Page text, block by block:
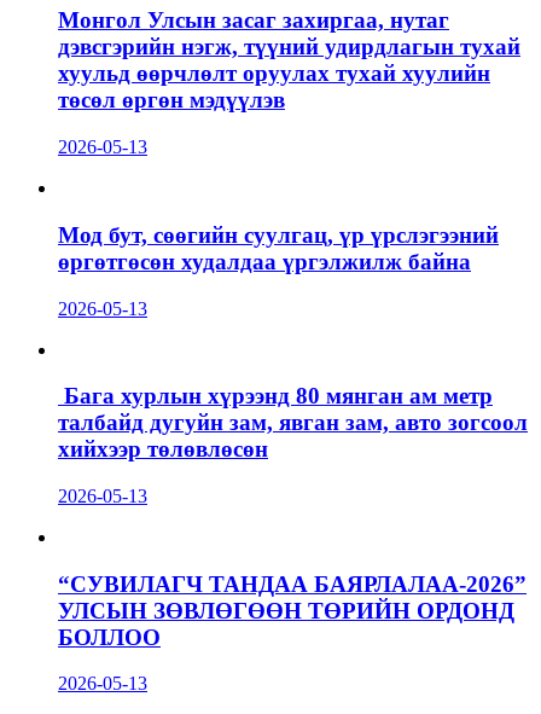
Монгол Улсын засаг захиргаа, нутаг
дэвсгэрийн нэгж, түүний удирдлагын тухай
хуульд өөрчлөлт оруулах тухай хуулийн
төсөл өргөн мэдүүлэв
2026-05-13
Мод бут, сөөгийн суулгац, үр үрслэгээний
өргөтгөсөн худалдаа үргэлжилж байна
2026-05-13
Бага хурлын хүрээнд 80 мянган ам метр
талбайд дугуйн зам, явган зам, авто зогсоол
хийхээр төлөвлөсөн
2026-05-13
“СУВИЛАГЧ ТАНДАА БАЯРЛАЛАА-2026”
УЛСЫН ЗӨВЛӨГӨӨН ТӨРИЙН ОРДОНД
БОЛЛОО
2026-05-13